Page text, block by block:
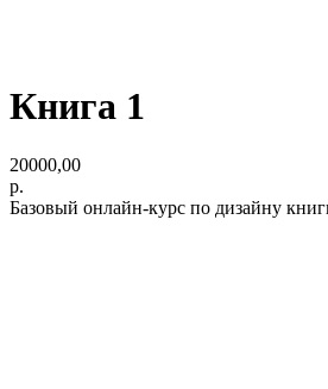
Книга 1
20000,00
р.
Базовый онлайн-курс по дизайну